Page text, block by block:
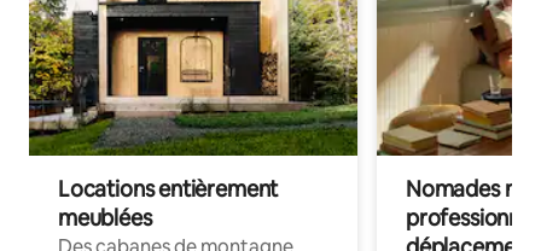
Locations entièrement
meublées
Nomades